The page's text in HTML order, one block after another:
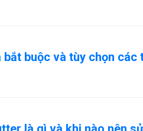
bắt buộc và tùy chọn